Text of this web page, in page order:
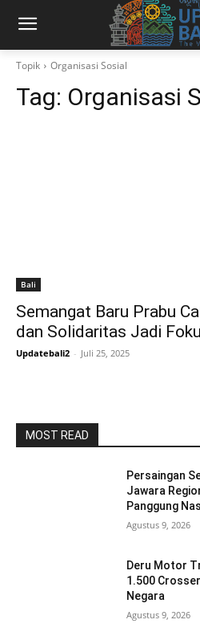
Topik Organisasi Sosial
Tag: Organisasi
Bali
Semangat Baru Prabu
dan Solidaritas Jadi
Updatebali2 - Juli 25, 2025
MOST READ
Persaingan
Jawara
Panggung
Agustus 9, 2026
Deru Motor
1.500
Negara
Agustus 9, 2026